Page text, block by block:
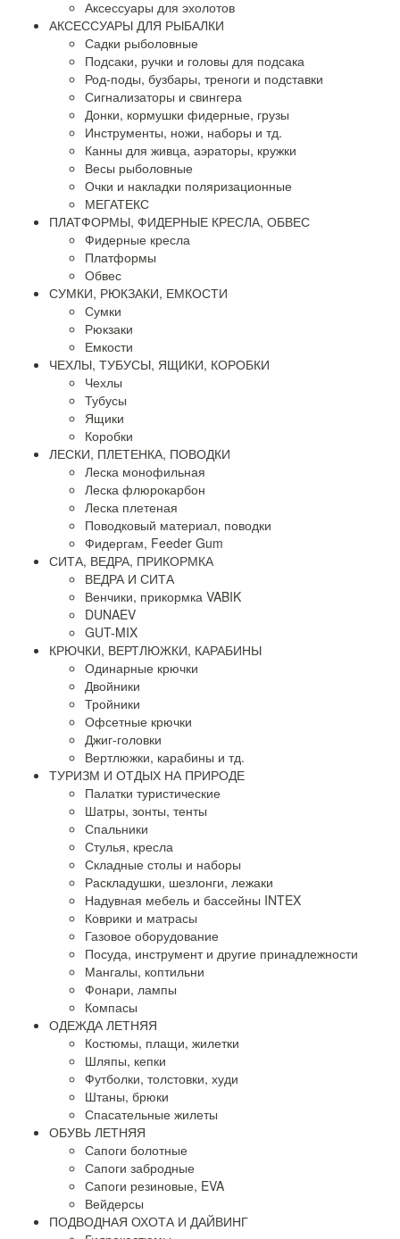
Аксессуары для эхолотов
АКСЕССУАРЫ ДЛЯ РЫБАЛКИ
Садки рыболовные
Подсаки, ручки и головы для подсака
Род-поды, бузбары, треноги и подставки
Сигнализаторы и свингера
Донки, кормушки фидерные, грузы
Инструменты, ножи, наборы и тд.
Канны для живца, аэраторы, кружки
Весы рыболовные
Очки и накладки поляризационные
МЕГАТЕКС
ПЛАТФОРМЫ, ФИДЕРНЫЕ КРЕСЛА, ОБВЕС
Фидерные кресла
Платформы
Обвес
СУМКИ, РЮКЗАКИ, ЕМКОСТИ
Сумки
Рюкзаки
Емкости
ЧЕХЛЫ, ТУБУСЫ, ЯЩИКИ, КОРОБКИ
Чехлы
Тубусы
Ящики
Коробки
ЛЕСКИ, ПЛЕТЕНКА, ПОВОДКИ
Леска монофильная
Леска флюрокарбон
Леска плетеная
Поводковый материал, поводки
Фидергам, Feeder Gum
СИТА, ВЕДРА, ПРИКОРМКА
ВЕДРА И СИТА
Венчики, прикормка VABIK
DUNAEV
GUT-MIX
КРЮЧКИ, ВЕРТЛЮЖКИ, КАРАБИНЫ
Одинарные крючки
Двойники
Тройники
Офсетные крючки
Джиг-головки
Вертлюжки, карабины и тд.
ТУРИЗМ И ОТДЫХ НА ПРИРОДЕ
Палатки туристические
Шатры, зонты, тенты
Спальники
Стулья, кресла
Складные столы и наборы
Раскладушки, шезлонги, лежаки
Надувная мебель и бассейны INTEX
Коврики и матрасы
Газовое оборудование
Посуда, инструмент и другие принадлежности
Мангалы, коптильни
Фонари, лампы
Компасы
ОДЕЖДА ЛЕТНЯЯ
Костюмы, плащи, жилетки
Шляпы, кепки
Футболки, толстовки, худи
Штаны, брюки
Спасательные жилеты
ОБУВЬ ЛЕТНЯЯ
Сапоги болотные
Сапоги забродные
Сапоги резиновые, EVA
Вейдерсы
ПОДВОДНАЯ ОХОТА И ДАЙВИНГ